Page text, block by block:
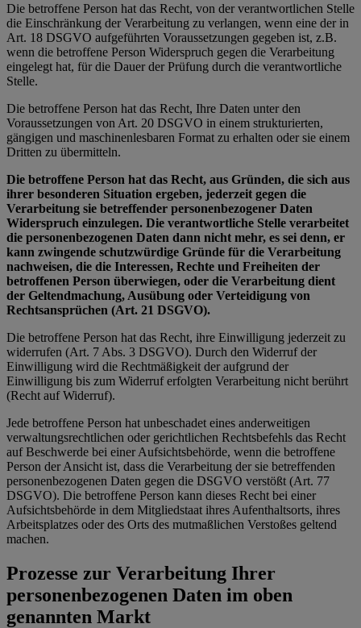
Die betroffene Person hat das Recht, von der verantwortlichen Stelle
die Einschränkung der Verarbeitung zu verlangen, wenn eine der in
Art. 18 DSGVO aufgeführten Voraussetzungen gegeben ist, z.B.
wenn die betroffene Person Widerspruch gegen die Verarbeitung
eingelegt hat, für die Dauer der Prüfung durch die verantwortliche
Stelle.
Die betroffene Person hat das Recht, Ihre Daten unter den
Voraussetzungen von Art. 20 DSGVO in einem strukturierten,
gängigen und maschinenlesbaren Format zu erhalten oder sie einem
Dritten zu übermitteln.
Die betroffene Person hat das Recht, aus Gründen, die sich aus
ihrer besonderen Situation ergeben, jederzeit gegen die
Verarbeitung sie betreffender personenbezogener Daten
Widerspruch einzulegen. Die verantwortliche Stelle verarbeitet
die personenbezogenen Daten dann nicht mehr, es sei denn, er
kann zwingende schutzwürdige Gründe für die Verarbeitung
nachweisen, die die Interessen, Rechte und Freiheiten der
betroffenen Person überwiegen, oder die Verarbeitung dient
der Geltendmachung, Ausübung oder Verteidigung von
Rechtsansprüchen (Art. 21 DSGVO).
Die betroffene Person hat das Recht, ihre Einwilligung jederzeit zu
widerrufen (Art. 7 Abs. 3 DSGVO). Durch den Widerruf der
Einwilligung wird die Rechtmäßigkeit der aufgrund der
Einwilligung bis zum Widerruf erfolgten Verarbeitung nicht berührt
(Recht auf Widerruf).
Jede betroffene Person hat unbeschadet eines anderweitigen
verwaltungsrechtlichen oder gerichtlichen Rechtsbefehls das Recht
auf Beschwerde bei einer Aufsichtsbehörde, wenn die betroffene
Person der Ansicht ist, dass die Verarbeitung der sie betreffenden
personenbezogenen Daten gegen die DSGVO verstößt (Art. 77
DSGVO). Die betroffene Person kann dieses Recht bei einer
Aufsichtsbehörde in dem Mitgliedstaat ihres Aufenthaltsorts, ihres
Arbeitsplatzes oder des Orts des mutmaßlichen Verstoßes geltend
machen.
Prozesse zur Verarbeitung Ihrer
personenbezogenen Daten im oben
genannten Markt